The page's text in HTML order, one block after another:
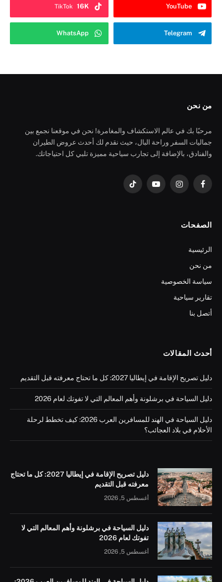
YouTube
TikTok 16K
Telegram
WhatsApp
من نحن
مرحبًا بك في عالم الاستكشاف والمغامرة! نحن في موقعنا نجمع بين
جماليات السفر وراحة البال، حيث نقدم لك أحدث عروض الطيران
والفنادق، بالإضافة إلى تجارب سياحية مميزة تلبي كل احتياجاتك.
فيسبوكالانستغراميوتيوب تيكتوك
الصفحات
الرئيسية
من نحن
سياسة الخصوصية
تقارير سياحية
أتصل بنا
أحدث المقالات
دليل تصريح الإقامة في إيطاليا 2027: كل ما تحتاج معرفته قبل التقديم
دليل السياحة في برشلونة وأهم المعالم التي لا تفوتك لعام 2026
دليل السياحة في الهند للمسافرين العرب 2026: كيف تخطط لرحلة
الأحلام في بلاد العجائب؟
دليل تصريح الإقامة في إيطاليا 2027: كل ما تحتاج
معرفته قبل التقديم
أغسطس 5, 2026
دليل السياحة في برشلونة وأهم المعالم التي لا
تفوتك لعام 2026
أغسطس 5, 2026